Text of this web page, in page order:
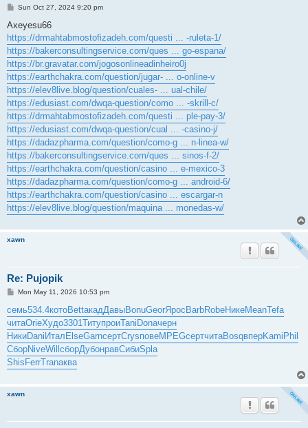
P
s
Sun Oct 27, 2024 9:20 pm
Axeyesu66
https://drmahtabmostofizadeh.com/questi ... -ruleta-1/
https://bakerconsultingservice.com/ques ... go-espana/
https://br.gravatar.com/jogosonlineadinheiro0j
https://earthchakra.com/question/jugar- ... o-online-v
https://elev8live.blog/question/cuales- ... ual-chile/
https://edusiast.com/dwqa-question/como ... -skrill-c/
https://drmahtabmostofizadeh.com/questi ... ple-pay-3/
https://edusiast.com/dwqa-question/cual ... -casino-j/
https://dadazpharma.com/question/como-g ... n-linea-w/
https://bakerconsultingservice.com/ques ... sinos-f-2/
https://earthchakra.com/question/casino ... e-mexico-3
https://dadazpharma.com/question/como-g ... android-6/
https://earthchakra.com/question/casino ... escargar-n
https://elev8live.blog/question/maquina ... monedas-w/
xawn
Re: Pujopik
P
s
t
Mon May 11, 2026 10:53 pm
семь534.4котоBettакадДавыBonuGeorЯросBarbRobeНикеMeanTefa
читаOrieХудо3301ТитупроиTaniDonaчерн
НикиDaniИталElseGarnсертCrysповеMPEGсертчитаBosqвперKamiPhil
СборNiveWillсборДубонравСибиSpla
ShisFerrTranаква
xawn